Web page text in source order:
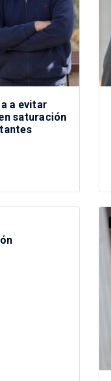
a evitar
saturación